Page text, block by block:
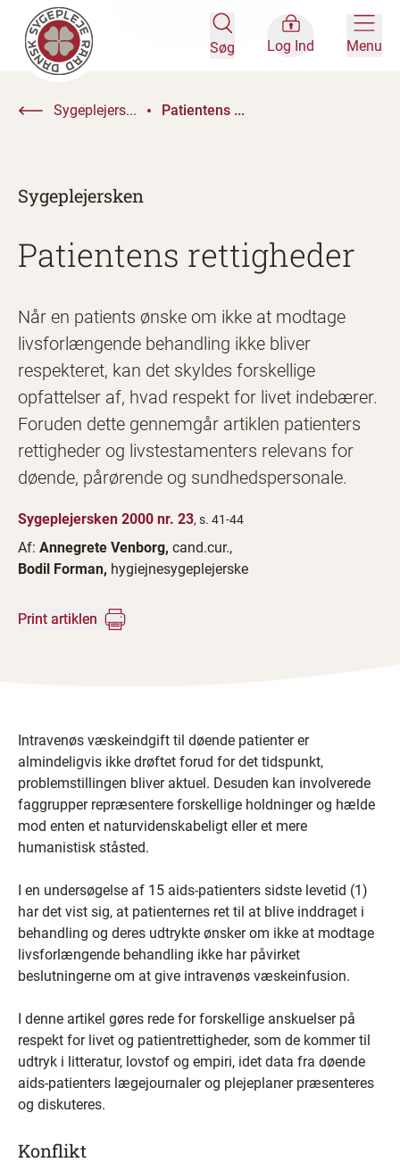
Søg Log Ind Menu
Sygeplejers... Patientens ...
Sygeplejersken
Patientens rettigheder
Når en patients ønske om ikke at modtage
livsforlængende behandling ikke bliver
respekteret, kan det skyldes forskellige
opfattelser af, hvad respekt for livet indebærer.
Foruden dette gennemgår artiklen patienters
rettigheder og livstestamenters relevans for
døende, pårørende og sundhedspersonale.
Sygeplejersken 2000 nr. 23, s. 41-44
Af: Annegrete Venborg, cand.cur.,
Bodil Forman, hygiejnesygeplejerske
Print artiklen
Intravenøs væskeindgift til døende patienter er
almindeligvis ikke drøftet forud for det tidspunkt,
problemstillingen bliver aktuel. Desuden kan involverede
faggrupper repræsentere forskellige holdninger og hælde
mod enten et naturvidenskabeligt eller et mere
humanistisk ståsted.
I en undersøgelse af 15 aids-patienters sidste levetid (1)
har det vist sig, at patienternes ret til at blive inddraget i
behandling og deres udtrykte ønsker om ikke at modtage
livsforlængende behandling ikke har påvirket
beslutningerne om at give intravenøs væskeinfusion.
I denne artikel gøres rede for forskellige anskuelser på
respekt for livet og patientrettigheder, som de kommer til
udtryk i litteratur, lovstof og empiri, idet data fra døende
aids-patienters lægejournaler og plejeplaner præsenteres
og diskuteres.
Konflikt